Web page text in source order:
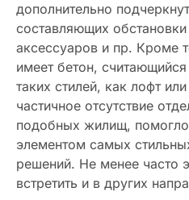
дополнительно
составляющих
аксессуаров и пр. Кроме
имеет бетон,
таких стилей, как лофт
частичное отсутствие
подобных жилищ, помогло
элементом самых
решений. Не менее часто
встретить и в других